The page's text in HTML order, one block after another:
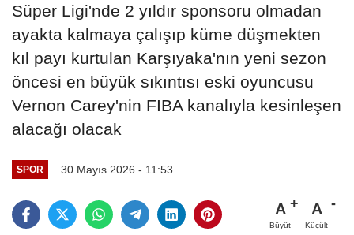
Süper Ligi'nde 2 yıldır sponsoru olmadan
ayakta kalmaya çalışıp küme düşmekten
kıl payı kurtulan Karşıyaka'nın yeni sezon
öncesi en büyük sıkıntısı eski oyuncusu
Vernon Carey'nin FIBA kanalıyla kesinleşen
alacağı olacak
SPOR 30 Mayıs 2026 - 11:53
A
Büyüt
A
Küçült